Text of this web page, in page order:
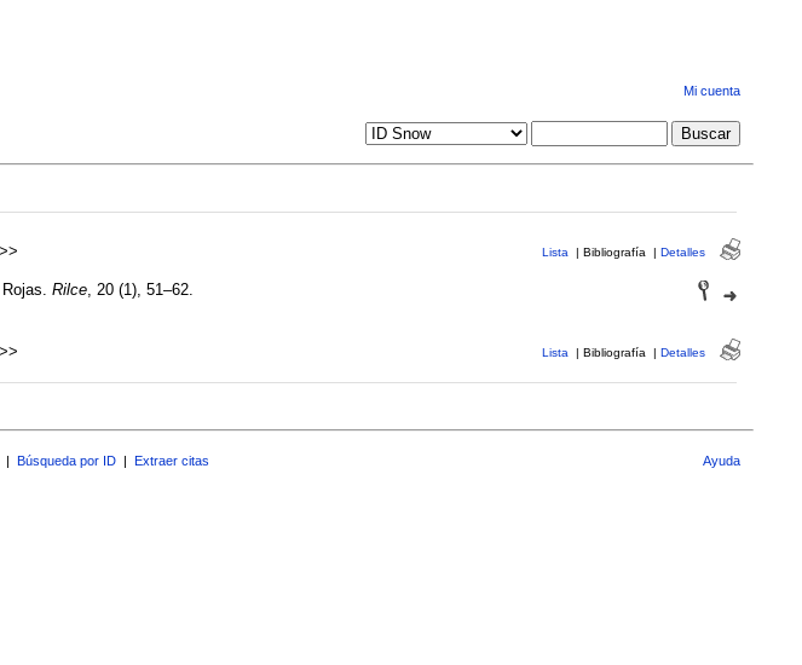
Mi cuenta
Lista | Bibliografía | Detalles
Rilce, 20 (1), 51–62.
Lista | Bibliografía | Detalles
| Búsqueda por ID | Extraer citas Ayuda